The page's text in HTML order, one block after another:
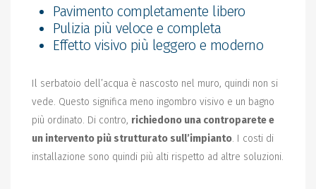
Pavimento completamente libero
Pulizia più veloce e completa
Effetto visivo più leggero e moderno
Il serbatoio dell’acqua è nascosto nel muro, quindi non si
vede. Questo significa meno ingombro visivo e un bagno
più ordinato. Di contro, richiedono una controparete e
un intervento più strutturato sull’impianto. I costi di
installazione sono quindi più alti rispetto ad altre soluzioni.